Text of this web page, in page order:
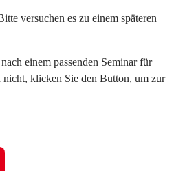
versuchen es zu einem späteren
einem passenden Seminar für
nicht, klicken Sie den Button, um zur